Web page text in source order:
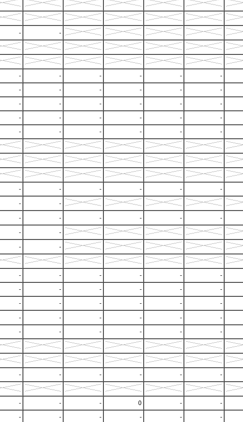
-
-
- - - - -
-
- - - - -
-
- - - - -
-
- - - - -
-
- - - - -
-
- - - - -
-
-
-
- - - - -
-
-
-
-
-
- - - - -
-
- - - - -
-
- - - - -
-
- - - - -
-
- - - - -
-
- - - - -
-
- - - 0 -
-
- - - - -
-